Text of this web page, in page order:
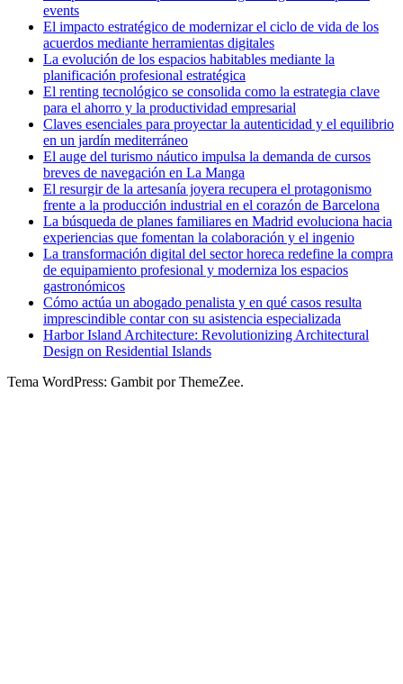
events
El impacto estratégico de modernizar el ciclo de vida de los
acuerdos mediante herramientas digitales
La evolución de los espacios habitables mediante la
planificación profesional estratégica
El renting tecnológico se consolida como la estrategia clave
para el ahorro y la productividad empresarial
Claves esenciales para proyectar la autenticidad y el equilibrio
en un jardín mediterráneo
El auge del turismo náutico impulsa la demanda de cursos
breves de navegación en La Manga
El resurgir de la artesanía joyera recupera el protagonismo
frente a la producción industrial en el corazón de Barcelona
La búsqueda de planes familiares en Madrid evoluciona hacia
experiencias que fomentan la colaboración y el ingenio
La transformación digital del sector horeca redefine la compra
de equipamiento profesional y moderniza los espacios
gastronómicos
Cómo actúa un abogado penalista y en qué casos resulta
imprescindible contar con su asistencia especializada
Harbor Island Architecture: Revolutionizing Architectural
Design on Residential Islands
Tema WordPress: Gambit por ThemeZee.